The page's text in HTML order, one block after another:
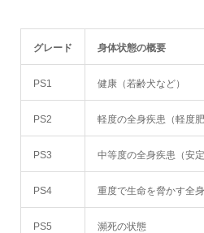
グレード 身体状態の概要
PS1 健康（若齢犬など）
PS2 軽度の全身疾患（軽度肥
PS3 中等度の全身疾患（安
PS4 重度で生命を脅かす全
PS5 瀕死の状態